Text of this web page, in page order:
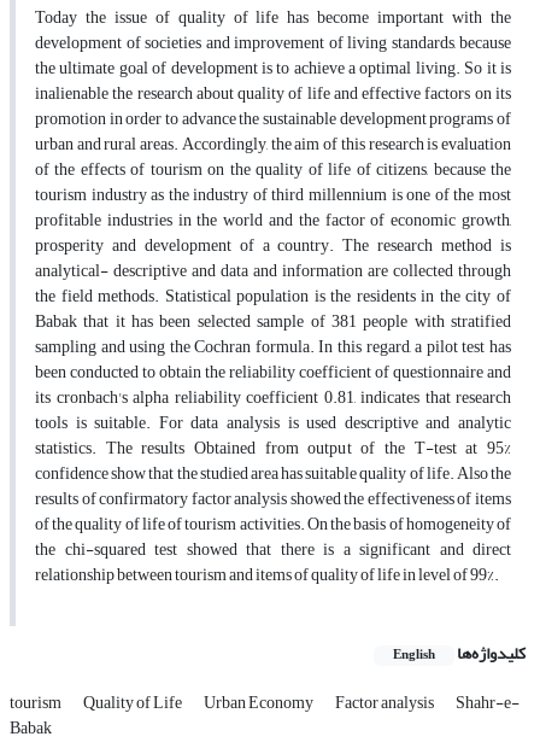
Today the issue of quality of life has become important with the
development of societies and improvement of living standards, because
the ultimate goal of development is to achieve a optimal living. So it is
inalienable the research about quality of life and effective factors on its
promotion in order to advance the sustainable development programs of
urban and rural areas. Accordingly, the aim of this research is evaluation
of the effects of tourism on the quality of life of citizens, because the
tourism industry as the industry of third millennium is one of the most
profitable industries in the world and the factor of economic growth,
prosperity and development of a country. The research method is
analytical- descriptive and data and information are collected through
the field methods. Statistical population is the residents in the city of
Babak that it has been selected sample of 381 people with stratified
sampling and using the Cochran formula. In this regard, a pilot test has
been conducted to obtain the reliability coefficient of questionnaire and
its cronbach's alpha reliability coefficient 0.81, indicates that research
tools is suitable. For data analysis is used descriptive and analytic
statistics. The results Obtained from output of the T-test at 95%
confidence show that the studied area has suitable quality of life. Also the
results of confirmatory factor analysis showed the effectiveness of items
of the quality of life of tourism activities. On the basis of homogeneity of
the chi-squared test showed that there is a significant and direct
relationship between tourism and items of quality of life in level of 99%.
کلیدواژه‌ها English
tourism Quality of Life Urban Economy Factor analysis Shahr-e-
Babak